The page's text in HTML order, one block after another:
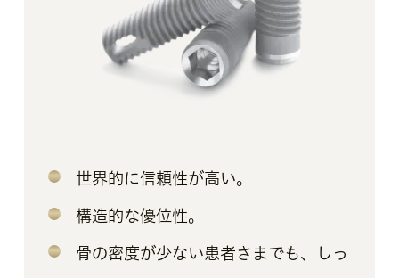
世界的に信頼性が高い。
構造的な優位性。
骨の密度が少ない患者さまでも、しっ